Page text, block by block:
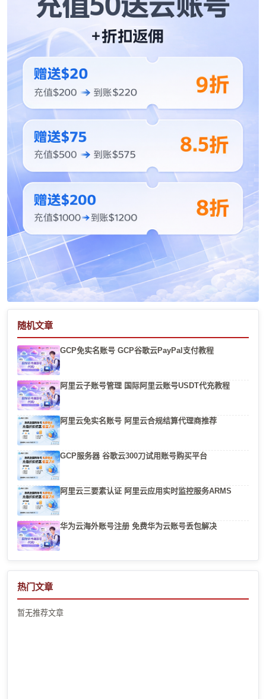
随机文章
GCP免实名账号 GCP谷歌云PayPal支付教程
阿里云子账号管理 国际阿里云账号USDT代充教程
阿里云免实名账号 阿里云合规结算代理商推荐
GCP服务器 谷歌云300刀试用账号购买平台
阿里云三要素认证 阿里云应用实时监控服务ARMS
华为云海外账号注册 免费华为云账号丢包解决
热门文章
暂无推荐文章